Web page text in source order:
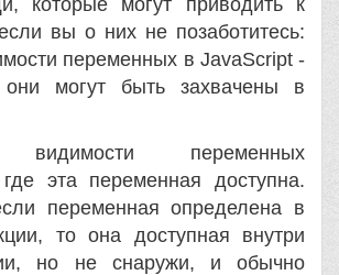
вы о них не позаботитесь:
переменных в JavaScript -
могут быть захвачены в
видимости переменных
эта переменная доступна.
переменная определена в
то она доступная внутри
но не снаружи, и обычно